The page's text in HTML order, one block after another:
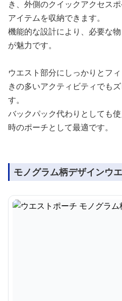
き、外側のクイックアクセス
アイテムを収納できます。
機能的な設計により、必要な
が魅力です。
ウエスト部分にしっかりとフ
きの多いアクティビティでも
す。
バックパック代わりとしても
時のポーチとして最適です。
モノグラム柄デザインウ